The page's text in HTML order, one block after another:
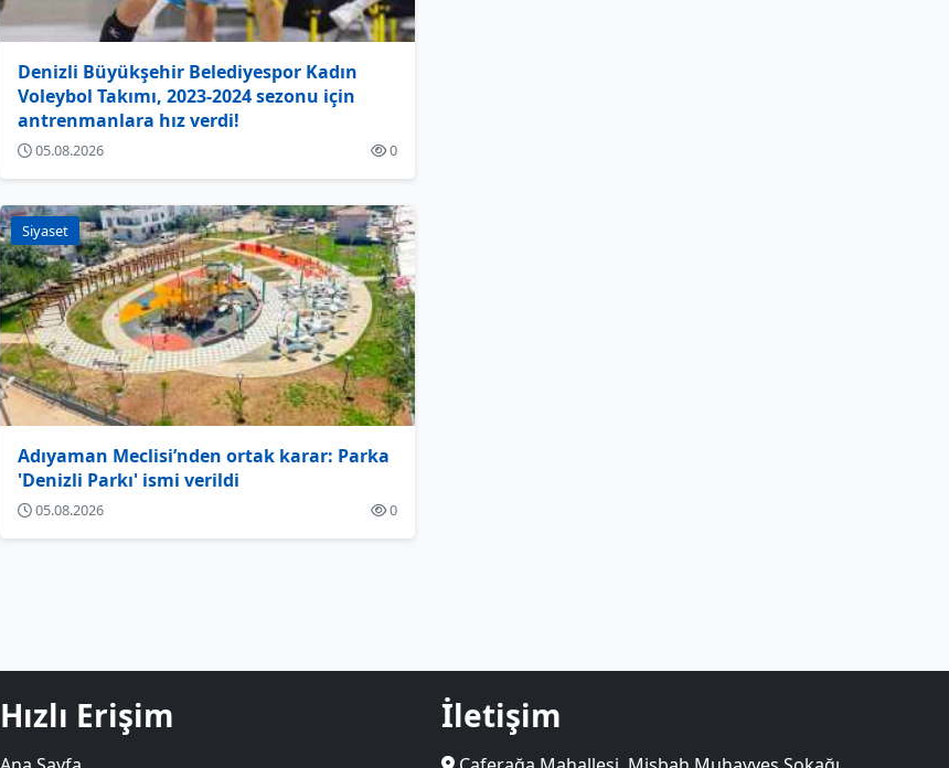
Denizli Büyükşehir Belediyespor Kadın
Voleybol Takımı, 2023-2024 sezonu için
antrenmanlara hız verdi!
05.08.2026 0
Siyaset
Adıyaman Meclisi’nden ortak karar: Parka
'Denizli Parkı' ismi verildi
05.08.2026 0
Hızlı Erişim İletişim